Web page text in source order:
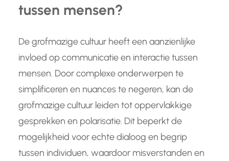
tussen mensen?
De grofmazige cultuur heeft een aanzienlijke
invloed op communicatie en interactie tussen
mensen. Door complexe onderwerpen te
simplificeren en nuances te negeren, kan de
grofmazige cultuur leiden tot oppervlakkige
gesprekken en polarisatie. Dit beperkt de
mogelijkheid voor echte dialoog en begrip
tussen individuen, waardoor misverstanden en